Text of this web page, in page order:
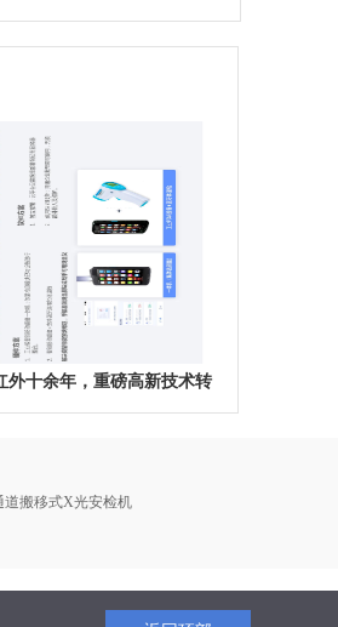
外十余年，重磅高新技术转
解决疫情物资紧缺难题，中
份登记上传
道搬移式X光安检机